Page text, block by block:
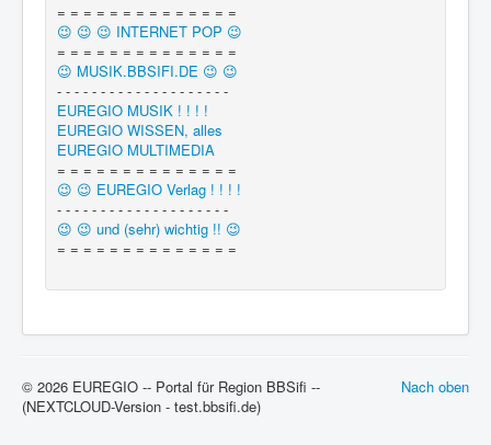
= = = = = = = = = = = = = =
😉 😉 😉 INTERNET POP 😉
= = = = = = = = = = = = = =
😉 MUSIK.BBSIFI.DE 😉 😉
- - - - - - - - - - - - - - - - - - - -
EUREGIO MUSIK ! ! ! !
EUREGIO WISSEN, alles
EUREGIO MULTIMEDIA
= = = = = = = = = = = = = =
😉 😉 EUREGIO Verlag ! ! ! !
- - - - - - - - - - - - - - - - - - - -
😉 😉 und (sehr) wichtig !! 😉
= = = = = = = = = = = = = =
Nach oben
© 2026 EUREGIO -- Portal für Region BBSifi --
(NEXTCLOUD-Version - test.bbsifi.de)